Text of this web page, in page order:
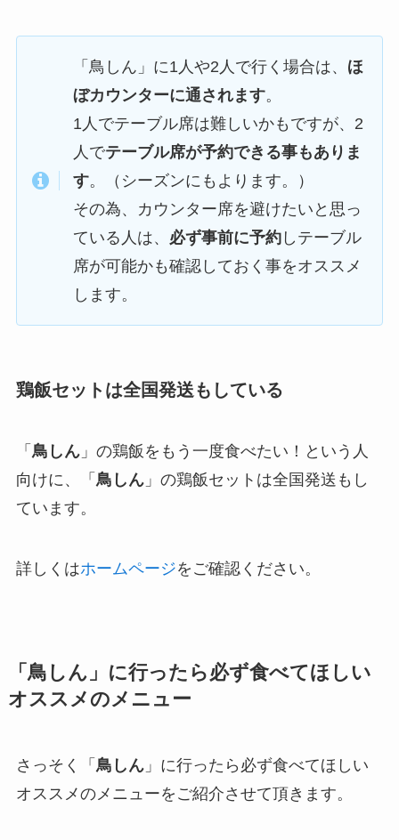
「鳥しん」に1人や2人で行く場合は、 ほ
ぼカウンターに通されます。
1人でテーブル席は難しいかもですが、2
人でテーブル席が予約できる事もありま
す。（シーズンにもよります。）
その為、カウンター席を避けたいと思っ
ている人は、 必ず事前に予約しテーブル
席が可能かも確認しておく事をオススメ
します。
鶏飯セットは全国発送もしている
「 鳥しん」の鶏飯をもう一度食べたい！という人
向けに、「 鳥しん」の鶏飯セットは全国発送もし
ています。
詳しくはホームページをご確認ください。
「鳥しん」に行ったら必ず食べてほしい
オススメのメニュー
さっそく「 鳥しん」に行ったら必ず食べてほしい
オススメのメニューをご紹介させて頂きます。